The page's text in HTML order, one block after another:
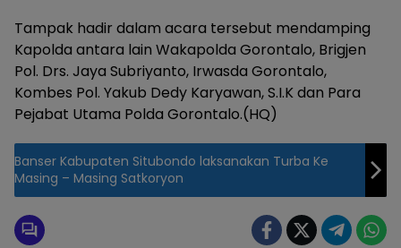
Tampak hadir dalam acara tersebut mendamping
Kapolda antara lain Wakapolda Gorontalo, Brigjen
Pol. Drs. Jaya Subriyanto, Irwasda Gorontalo,
Kombes Pol. Yakub Dedy Karyawan, S.I.K dan Para
Pejabat Utama Polda Gorontalo.(HQ)
Banser Kabupaten Situbondo laksanakan Turba Ke
Masing – Masing Satkoryon